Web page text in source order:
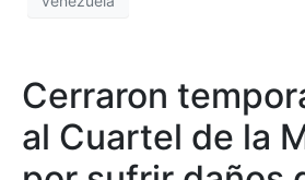
Cerraron
al Cuartel de la